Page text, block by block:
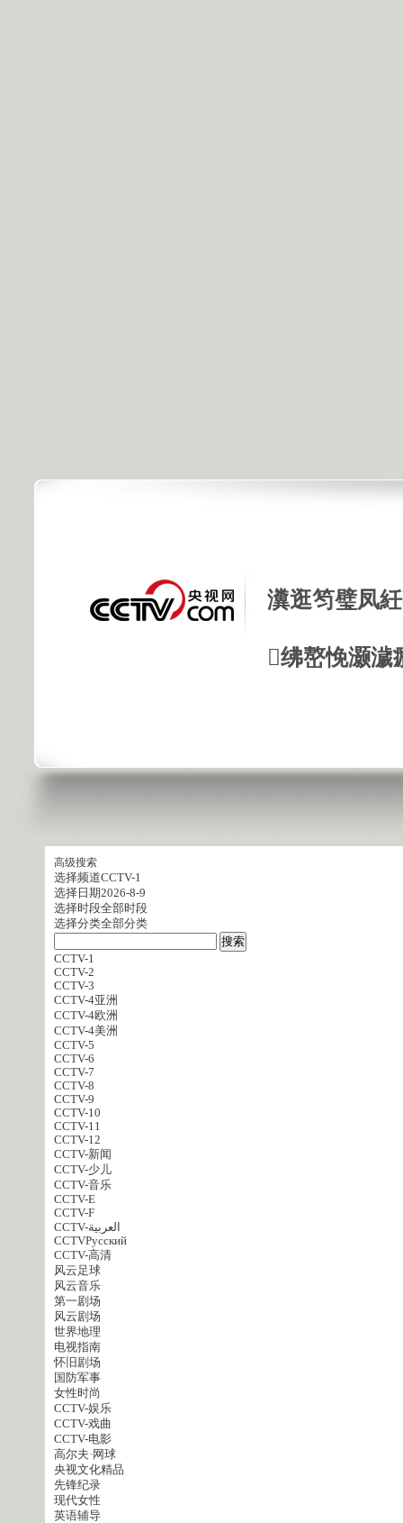
瀵逛笉璧凤
绋嶅悗灏
高级搜索
选择频道CCTV-1
选择日期2026-8-9
选择时段全部时段
选择分类全部分类
CCTV-1
CCTV-2
CCTV-3
CCTV-4亚洲
CCTV-4欧洲
CCTV-4美洲
CCTV-5
CCTV-6
CCTV-7
CCTV-8
CCTV-9
CCTV-10
CCTV-11
CCTV-12
CCTV-新闻
CCTV-少儿
CCTV-音乐
CCTV-E
CCTV-F
CCTV-العربية
CCTVPусский
CCTV-高清
风云足球
风云音乐
第一剧场
风云剧场
世界地理
电视指南
怀旧剧场
国防军事
女性时尚
CCTV-娱乐
CCTV-戏曲
CCTV-电影
高尔夫·网球
央视文化精品
先锋纪录
现代女性
英语辅导